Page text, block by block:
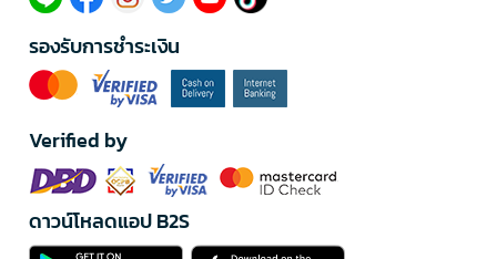
รองรับการชำระเงิน
Verified by
ดาวน์โหลดแอป B2S